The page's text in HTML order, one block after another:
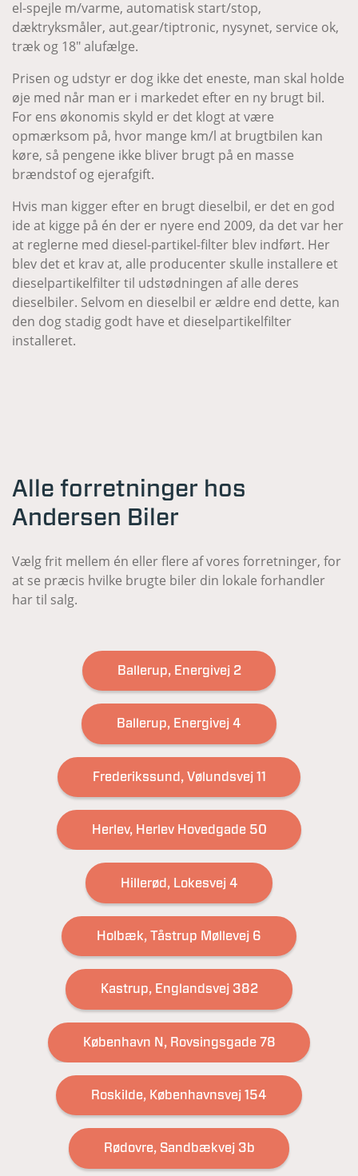
el-spejle m/varme, automatisk start/stop,
dæktryksmåler, aut.gear/tiptronic, nysynet, service ok,
træk og 18" alufælge.
Prisen og udstyr er dog ikke det eneste, man skal holde
øje med når man er i markedet efter en ny brugt bil.
For ens økonomis skyld er det klogt at være
opmærksom på, hvor mange km/l at brugtbilen kan
køre, så pengene ikke bliver brugt på en masse
brændstof og ejerafgift.
Hvis man kigger efter en brugt dieselbil, er det en god
ide at kigge på én der er nyere end 2009, da det var her
at reglerne med diesel-partikel-filter blev indført. Her
blev det et krav at, alle producenter skulle installere et
dieselpartikelfilter til udstødningen af alle deres
dieselbiler. Selvom en dieselbil er ældre end dette, kan
den dog stadig godt have et dieselpartikelfilter
installeret.
Alle forretninger hos
Andersen Biler
Vælg frit mellem én eller flere af vores forretninger, for
at se præcis hvilke brugte biler din lokale forhandler
har til salg.
Ballerup, Energivej 2
Ballerup, Energivej 4
Frederikssund, Vølundsvej 11
Herlev, Herlev Hovedgade 50
Hillerød, Lokesvej 4
Holbæk, Tåstrup Møllevej 6
Kastrup, Englandsvej 382
København N, Rovsingsgade 78
Roskilde, Københavnsvej 154
Rødovre, Sandbækvej 3b